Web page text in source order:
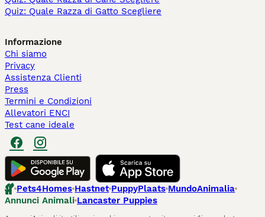
Quiz: Quale Razza di Gatto Scegliere
Informazione
Chi siamo
Privacy
Assistenza Clienti
Press
Termini e Condizioni
Allevatori ENCI
Test cane ideale
Pets4Homes Hastnet PuppyPlaats MundoAnimalia
Annunci Animali Lancaster Puppies